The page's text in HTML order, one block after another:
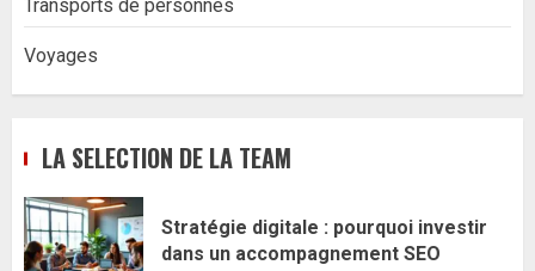
Transports de personnes
Voyages
LA SELECTION DE LA TEAM
Stratégie digitale : pourquoi investir
dans un accompagnement SEO